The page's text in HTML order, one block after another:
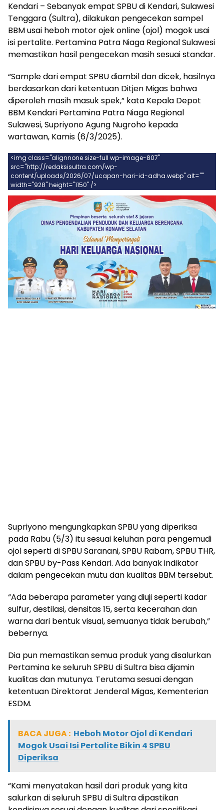
Kendari – Sebanyak empat SPBU di Kendari, Sulawesi
Tenggara (Sultra), dilakukan pengecekan sampel
BBM usai heboh motor ojek online (ojol) mogok usai
isi pertalite. Pertamina Patra Niaga Regional Sulawesi
memastikan hasil pengecekan masih sesuai standar.
“Sample dari empat SPBU diambil dan dicek, hasilnya
berdasarkan dari ketentuan Ditjen Migas bahwa
diperoleh masih masuk spek,” kata Kepala Depot
BBM Kendari Pertamina Patra Niaga Regional
Sulawesi, Supriyono Agung Nugroho kepada
wartawan, Kamis (6/3/2025).
<img class="alignnone size-full wp-image-807"
src="http://redaksisultra.com/wp-
content/uploads/2026/07/ucapan-hari-id-adha.webp" alt=""
width="928" height="1150" />
Supriyono mengungkapkan SPBU yang diperiksa
pada Rabu (5/3) itu sesuai keluhan para pengemudi
ojol seperti di SPBU Saranani, SPBU Rabam, SPBU THR,
dan SPBU by-Pass Kendari. Ada banyak indikator
dalam pengecekan mutu dan kualitas BBM tersebut.
“Ada beberapa parameter yang diuji seperti kadar
sulfur, destilasi, densitas 15, serta kecerahan dan
warna dari bentuk visual, semuanya tidak berubah,”
bebernya.
Dia pun memastikan semua produk yang disalurkan
Pertamina ke seluruh SPBU di Sultra bisa dijamin
kualitas dan mutunya. Terutama sesuai dengan
ketentuan Direktorat Jenderal Migas, Kementerian
ESDM.
BACA JUGA : Heboh Motor Ojol di Kendari
Mogok Usai Isi Pertalite Bikin 4 SPBU
Diperiksa
“Kami menyatakan hasil dari produk yang kita
salurkan di seluruh SPBU di Sultra dipastikan